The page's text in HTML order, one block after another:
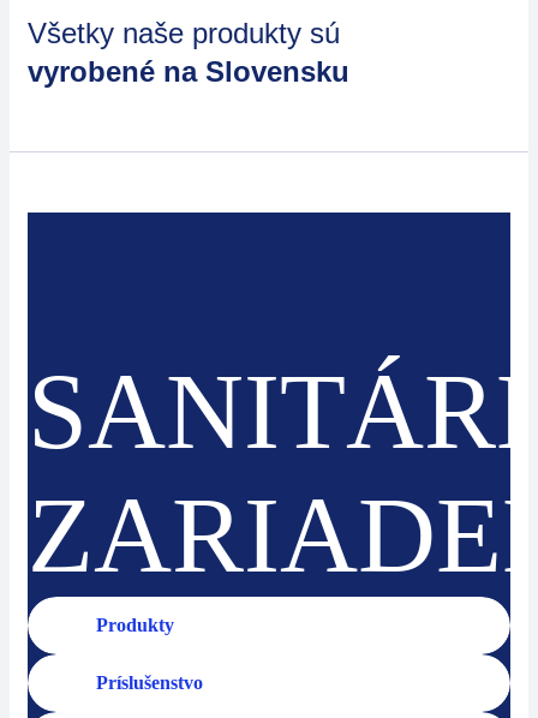
Všetky naše produkty sú
vyrobené na Slovensku
Produkty
Príslušenstvo